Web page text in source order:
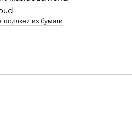
подлкеи из бумаги